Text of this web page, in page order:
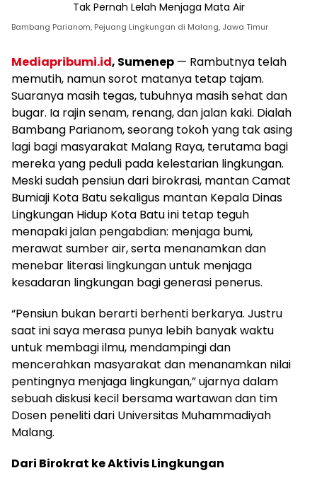
Bambang Parianom, Pejuang Lingkungan di Malang, Jawa Timur
Mediapribumi.id, Sumenep — Rambutnya telah
memutih, namun sorot matanya tetap tajam.
Suaranya masih tegas, tubuhnya masih sehat dan
bugar. Ia rajin senam, renang, dan jalan kaki. Dialah
Bambang Parianom, seorang tokoh yang tak asing
lagi bagi masyarakat Malang Raya, terutama bagi
mereka yang peduli pada kelestarian lingkungan.
Meski sudah pensiun dari birokrasi, mantan Camat
Bumiaji Kota Batu sekaligus mantan Kepala Dinas
Lingkungan Hidup Kota Batu ini tetap teguh
menapaki jalan pengabdian: menjaga bumi,
merawat sumber air, serta menanamkan dan
menebar literasi lingkungan untuk menjaga
kesadaran lingkungan bagi generasi penerus.
“Pensiun bukan berarti berhenti berkarya. Justru
saat ini saya merasa punya lebih banyak waktu
untuk membagi ilmu, mendampingi dan
mencerahkan masyarakat dan menanamkan nilai
pentingnya menjaga lingkungan,” ujarnya dalam
sebuah diskusi kecil bersama wartawan dan tim
Dosen peneliti dari Universitas Muhammadiyah
Malang.
Dari Birokrat ke Aktivis Lingkungan